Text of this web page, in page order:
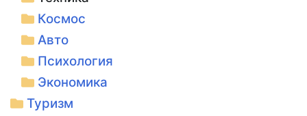
Космос
Авто
Психология
Экономика
Туризм